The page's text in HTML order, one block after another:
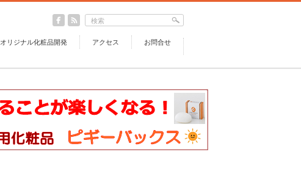
オリジナル化粧品開発 アクセス お問合せ